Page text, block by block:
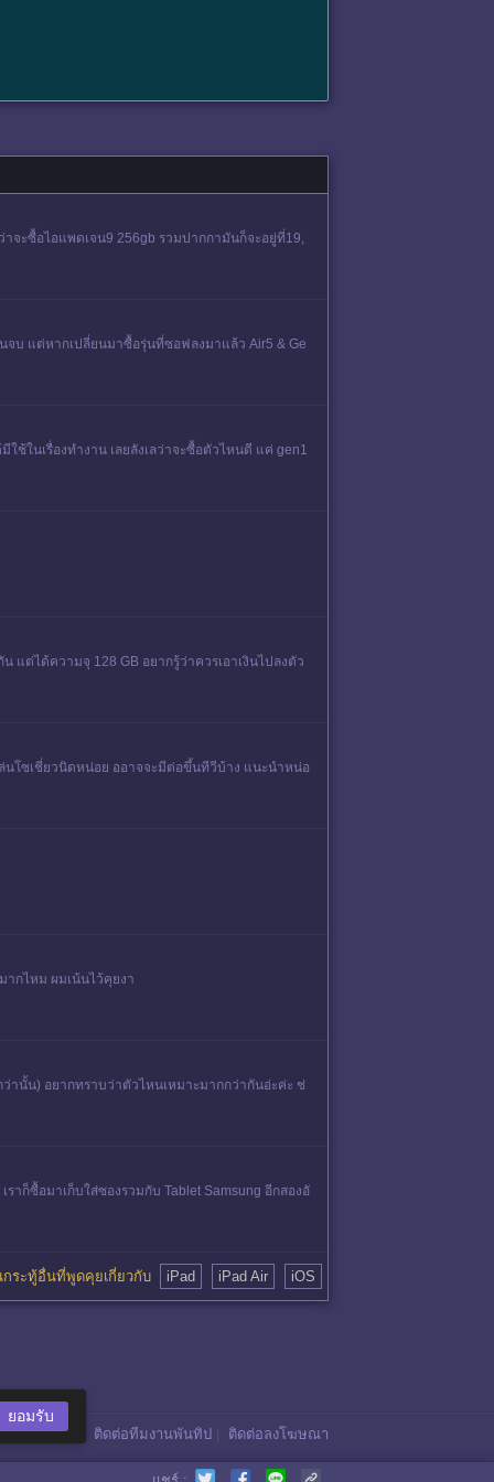
จะซื้อไอแพดเจน9 256gb รวมปากกามันก็จะอยู่ที่19,
จบ แต่หากเปลี่ยนมาซื้อรุ่นที่ซอฟลงมาแล้ว Air5 & Ge
ช้ในเรื่องทำงาน เลยลังเลว่าจะซื้อตัวไหนดี แค่ gen1
แต่ได้ความจุ 128 GB อยากรู้ว่าควรเอาเงินไปลงตัว
นโซเชี่ยวนิดหน่อย ออาจจะมีต่อขึ้นทีวีบ้าง แนะนำหน่อ
ากไหม ผมเน้นไว้คุยงา
านั้น) อยากทราบว่าตัวไหนเหมาะมากกว่ากันอ่ะค่ะ ช่
าก็ซื้อมาเก็บใส่ซองรวมกับ Tablet Samsung อีกสองอั
กระทู้อื่นที่พูดคุยเกี่ยวกับ iPad iPad Air iOS
ติดต่อทีมงานพันทิป ติดต่อลงโฆษณา
ยอมรับ